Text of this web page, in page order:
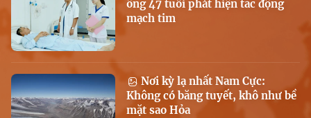
ông 47 tuổi phát hiện tắc động
mạch tim
Nơi kỳ lạ nhất Nam Cực:
Không có băng tuyết, khô như bề
mặt sao Hỏa